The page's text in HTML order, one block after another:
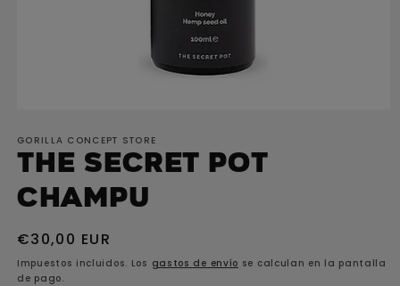
elemento
multimedia
en
una
modal
GORILLA CONCEPT STORE
The Secret Pot
Champu
Precio
habitual
€30,00 EUR
Impuestos incluidos. Los gastos de envío se calculan en la pantalla
de pago.